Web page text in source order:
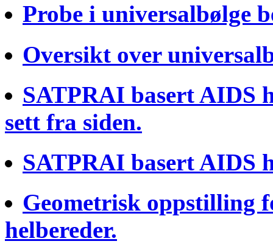
Probe i universalbølge
Oversikt over
SATPRAI basert AIDS
sett fra siden.
SATPRAI basert AIDS
Geometrisk oppstilling
helbereder.